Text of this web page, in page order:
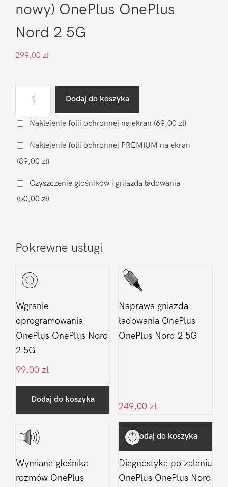
nowy) OnePlus OnePlus
Nord 2 5G
299,00 zł
klapki
nowy)
OnePlus
OnePlus
Nord
Dodaj do koszyka
Naklejenie folii ochronnej na ekran (69,00 zł)
Naklejenie folii ochronnej PREMIUM na ekran
(89,00 zł)
Czyszczenie głośników i gniazda ładowania
(50,00 zł)
Pokrewne usługi
Wgranie
oprogramowania
OnePlus OnePlus Nord
2 5G
99,00 zł
Dodaj do koszyka
Naprawa gniazda
ładowania OnePlus
OnePlus Nord 2 5G
249,00 zł
Dodaj do koszyka
Wymiana głośnika
rozmów OnePlus
Diagnostyka po zalaniu
OnePlus OnePlus Nord